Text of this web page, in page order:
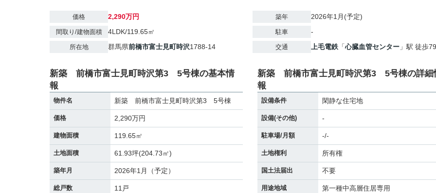
価格 2,290万円
間取り/建物面積 4LDK/119.65㎡
所在地 群馬県前橋市富士見町時沢1788-14
築年 2026年1月(予定)
駐車 -
交通 上毛電鉄 「心臓血管センター 」駅 徒歩
新築 前橋市富士見町時沢第3 5号棟の基本情
報
物件名 新築 前橋市富士見町時沢第3 5号棟
価格 2,290万円
建物面積 119.65㎡
土地面積 61.93坪(204.73㎡)
築年月 2026年1月（予定）
総戸数 11戸
新築 前橋市富士見町時沢第3 5号棟の詳細
報
設備条件 閑静な住宅地
設備(その他) -
駐車場/月額 -/-
土地権利 所有権
国土法届出 不要
用途地域 第一種中高層住居専用